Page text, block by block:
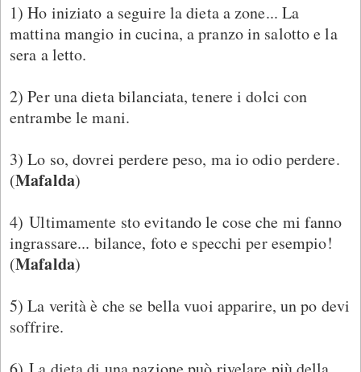
1) Ho iniziato a seguire la dieta a zone... La
mattina mangio in cucina, a pranzo in salotto e la
sera a letto.
2) Per una dieta bilanciata, tenere i dolci con
entrambe le mani.
3) Lo so, dovrei perdere peso, ma io odio perdere.
(Mafalda)
4) Ultimamente sto evitando le cose che mi fanno
ingrassare... bilance, foto e specchi per esempio!
(Mafalda)
5) La verità è che se bella vuoi apparire, un po devi
soffrire.